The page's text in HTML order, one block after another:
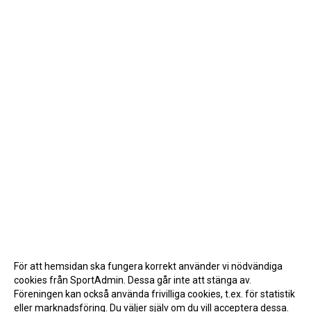
För att hemsidan ska fungera korrekt använder vi nödvändiga
cookies från SportAdmin. Dessa går inte att stänga av.
Föreningen kan också använda frivilliga cookies, t.ex. för statistik
eller marknadsföring. Du väljer själv om du vill acceptera dessa.